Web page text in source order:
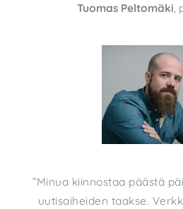
Tuomas Peltomäki,
”Minua kiinnostaa päästä
uutisaiheiden taakse.